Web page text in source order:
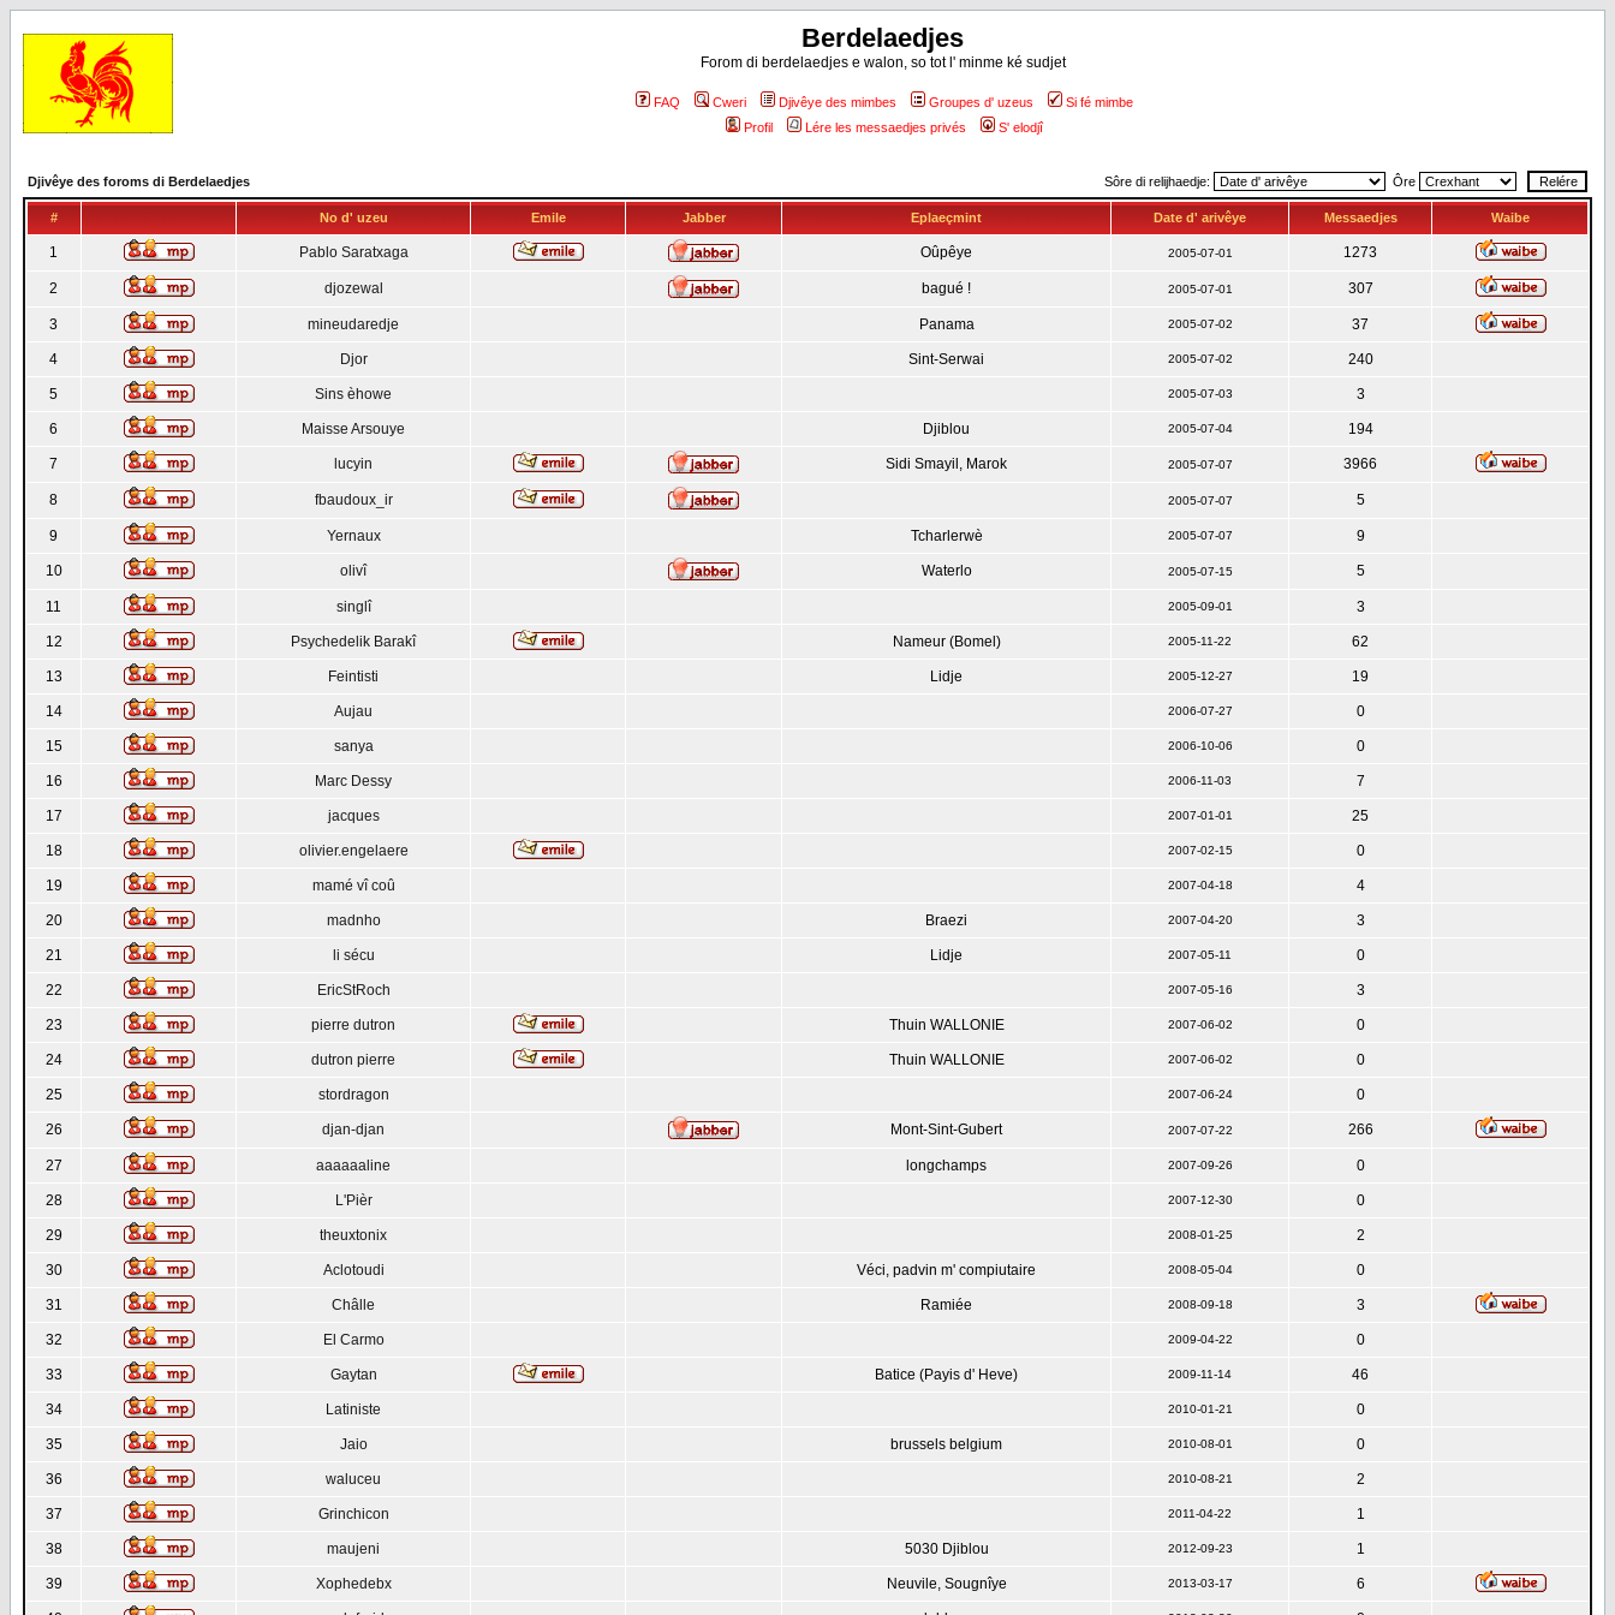
Berdelaedjes
Forom di berdelaedjes e walon, so tot l' minme ké sudjet
FAQ Cweri Djivêye des mimbes Groupes d' uzeus
Si fé mimbe
Profil
Lére les messaedjes privés S' elodjî
Djivêye des foroms di Berdelaedjes Sôre di relijhaedje: Ôre
# No d' uzeu Emile Jabber Eplaeçmint Date d' arivêye Messaedjes Waibe
1 Pablo Saratxaga Oûpêye 2005-07-01 1273
2 djozewal bagué ! 2005-07-01 307
3 mineudaredje Panama 2005-07-02 37
4 Djor Sint-Serwai 2005-07-02 240
5 Sins èhowe 2005-07-03 3
6 Maisse Arsouye Djiblou 2005-07-04 194
7 lucyin Sidi Smayil, Marok 2005-07-07 3966
8 fbaudoux_ir 2005-07-07 5
9 Yernaux Tcharlerwè 2005-07-07 9
10 olivî Waterlo 2005-07-15 5
11 singlî 2005-09-01 3
12 Psychedelik Barakî Nameur (Bomel) 2005-11-22 62
13 Feintisti Lidje 2005-12-27 19
14 Aujau 2006-07-27 0
15 sanya 2006-10-06 0
16 Marc Dessy 2006-11-03 7
17 jacques 2007-01-01 25
18 olivier.engelaere 2007-02-15 0
19 mamé vî coû 2007-04-18 4
20 madnho Braezi 2007-04-20 3
21 li sécu Lidje 2007-05-11 0
22 EricStRoch 2007-05-16 3
23 pierre dutron Thuin WALLONIE 2007-06-02 0
24 dutron pierre Thuin WALLONIE 2007-06-02 0
25 stordragon 2007-06-24 0
26 djan-djan Mont-Sint-Gubert 2007-07-22 266
27 aaaaaaline longchamps 2007-09-26 0
28 L'Pièr 2007-12-30 0
29 theuxtonix 2008-01-25 2
30 Aclotoudi Véci, padvin m' compiutaire 2008-05-04 0
31 Châlle Ramiée 2008-09-18 3
32 El Carmo 2009-04-22 0
33 Gaytan Batice (Payis d' Heve) 2009-11-14 46
34 Latiniste 2010-01-21 0
35 Jaio brussels belgium 2010-08-01 0
36 waluceu 2010-08-21 2
37 Grinchicon 2011-04-22 1
38 maujeni 5030 Djiblou 2012-09-23 1
39 Xophedebx Neuvile, Sougnîye 2013-03-17 6